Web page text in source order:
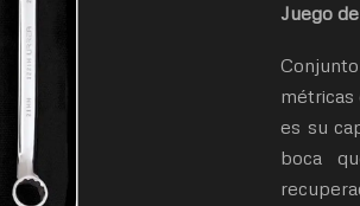
Juego
métricas
es su
boca